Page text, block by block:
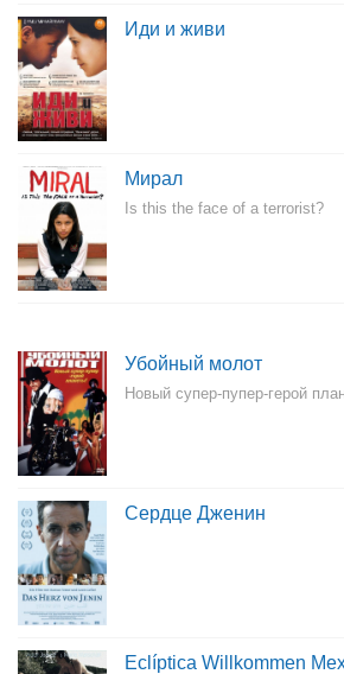
Иди и живи
Мирал
Is this the face of a terrorist?
Убойный молот
Новый супер-пупер-герой
Сердце Дженин
Eclíptica Willkommen